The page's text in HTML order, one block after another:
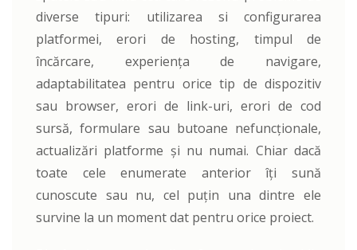
diverse tipuri: utilizarea si configurarea
platformei, erori de hosting, timpul de
încărcare, experiența de navigare,
adaptabilitatea pentru orice tip de dispozitiv
sau browser, erori de link-uri, erori de cod
sursă, formulare sau butoane nefuncționale,
actualizări platforme și nu numai. Chiar dacă
toate cele enumerate anterior îți sună
cunoscute sau nu, cel puțin una dintre ele
survine la un moment dat pentru orice proiect.